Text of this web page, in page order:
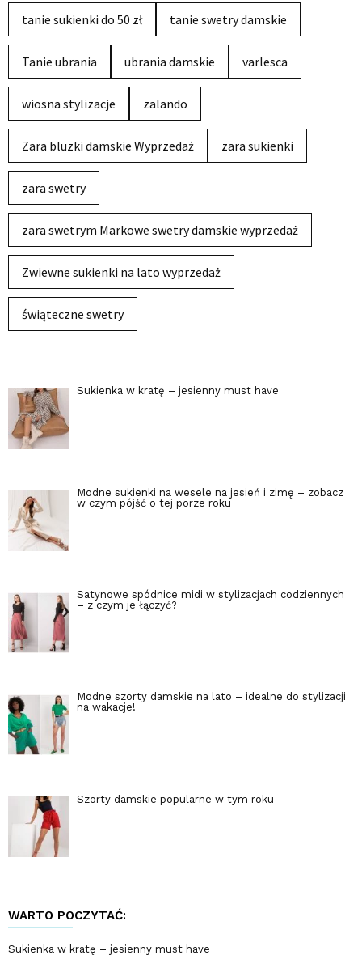
tanie sukienki do 50 zł tanie swetry damskie
Tanie ubrania ubrania damskie varlesca
wiosna stylizacje zalando
Zara bluzki damskie Wyprzedaż zara sukienki
zara swetry
zara swetrym Markowe swetry damskie wyprzedaż
Zwiewne sukienki na lato wyprzedaż
świąteczne swetry
Sukienka w kratę – jesienny must have
Modne sukienki na wesele na jesień i zimę – zobacz
w czym pójść o tej porze roku
Satynowe spódnice midi w stylizacjach codziennych
– z czym je łączyć?
Modne szorty damskie na lato – idealne do stylizacji
na wakacje!
Szorty damskie popularne w tym roku
WARTO POCZYTAĆ:
Sukienka w kratę – jesienny must have